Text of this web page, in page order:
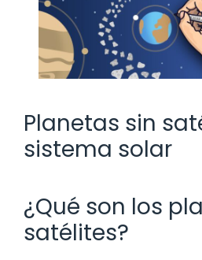
Planetas sin
sistema solar
¿Qué son los
satélites?